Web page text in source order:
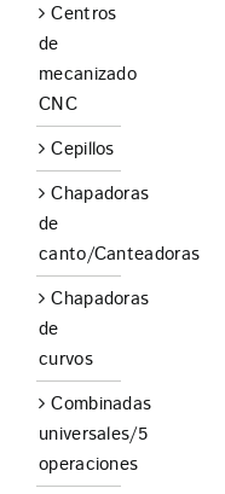
Centros
de
mecanizado
CNC
Cepillos
Chapadoras
de
canto/Canteadoras
Chapadoras
de
curvos
Combinadas
universales/5
operaciones